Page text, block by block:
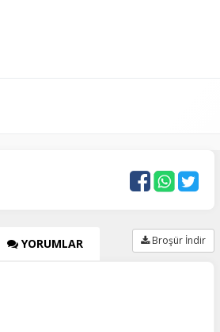
YORUMLAR Broşür İndir